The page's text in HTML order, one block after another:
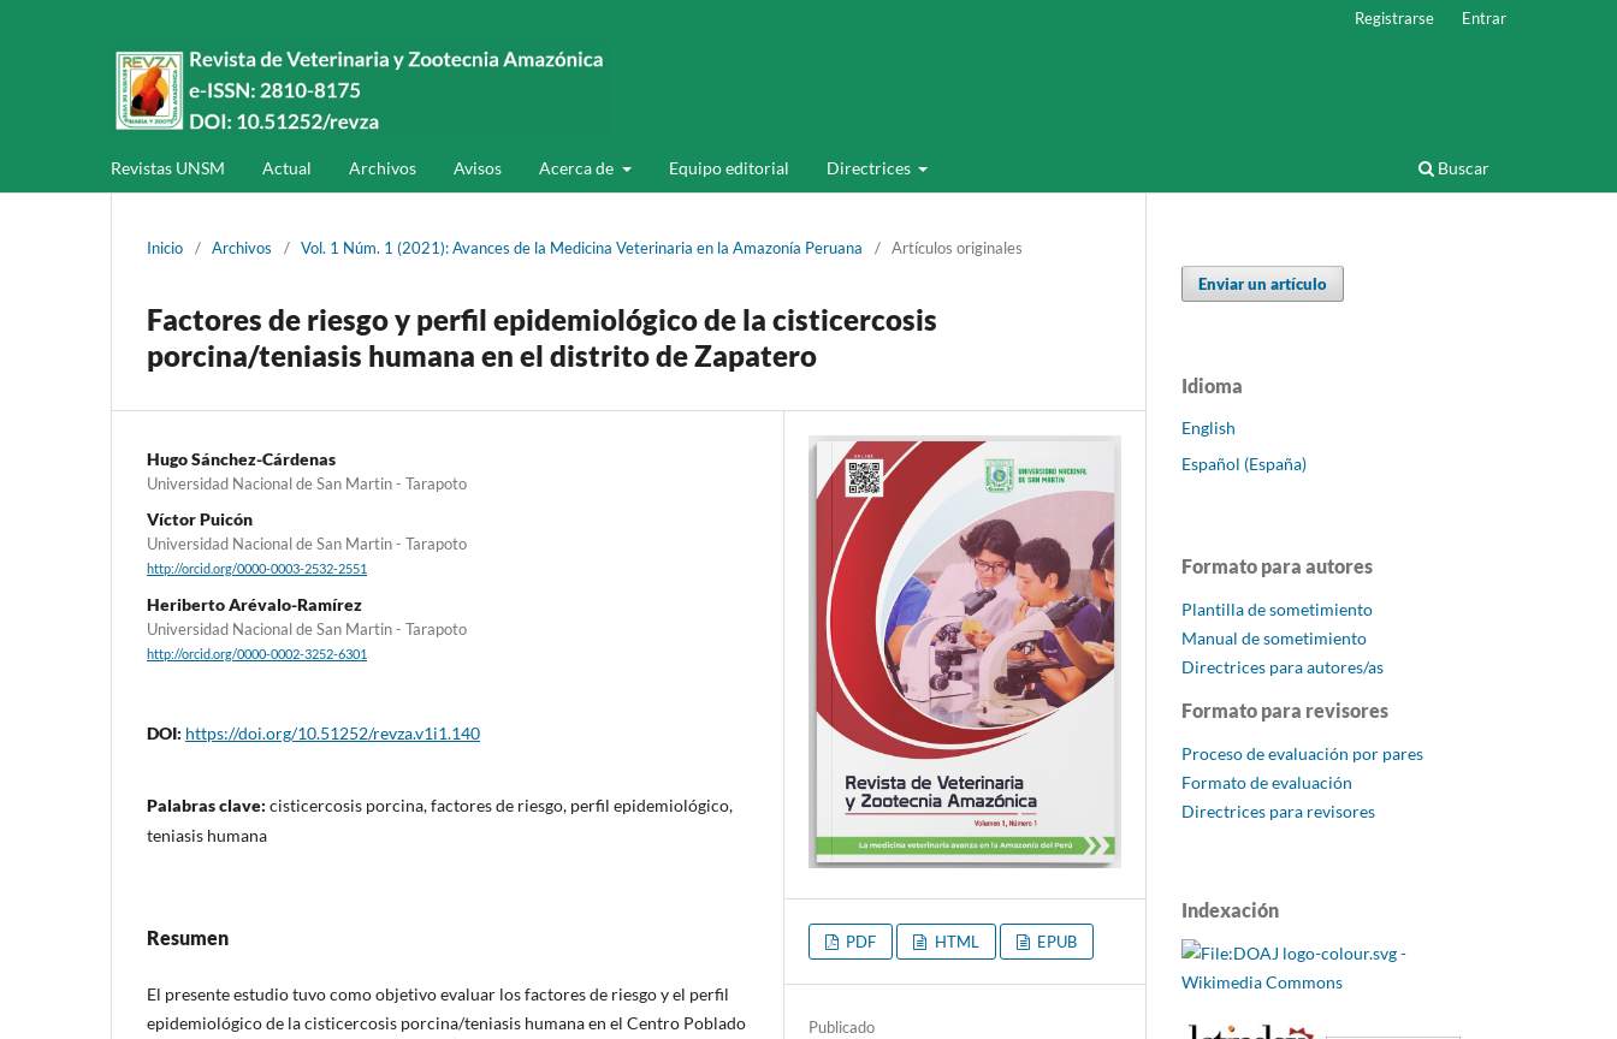
Revistas UNSM Actual Archivos Avisos Acerca de Equipo editorial Directrices Buscar
Registrarse Entrar
Inicio / Archivos / Vol. 1 Núm. 1 (2021): Avances de la Medicina Veterinaria en la Amazonía Peruana / Artículos originales
Factores de riesgo y perfil epidemiológico de la cisticercosis
porcina/teniasis humana en el distrito de Zapatero
Hugo Sánchez-Cárdenas
Universidad Nacional de San Martin - Tarapoto
Víctor Puicón
Universidad Nacional de San Martin - Tarapoto
http://orcid.org/0000-0003-2532-2551
Heriberto Arévalo-Ramírez
Universidad Nacional de San Martin - Tarapoto
http://orcid.org/0000-0002-3252-6301
DOI: https://doi.org/10.51252/revza.v1i1.140
Palabras clave: cisticercosis porcina, factores de riesgo, perfil epidemiológico,
teniasis humana
Resumen
El presente estudio tuvo como objetivo evaluar los factores de riesgo y el perfil
epidemiológico de la cisticercosis porcina/teniasis humana en el Centro Poblado
PDF HTML EPUB
Publicado
Enviar un artículo
Idioma
English
Español (España)
Formato para autores
Plantilla de sometimiento
Manual de sometimiento
Directrices para autores/as
Formato para revisores
Proceso de evaluación por pares
Formato de evaluación
Directrices para revisores
Indexación